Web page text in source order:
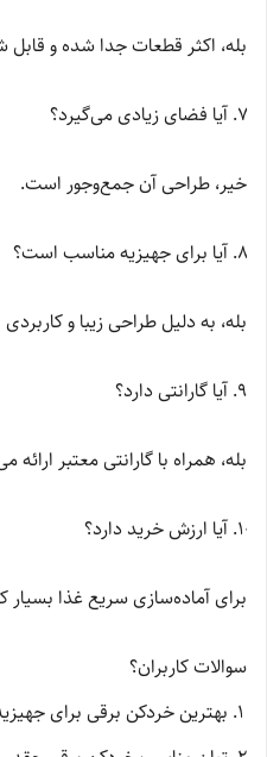
بله، اکثر قطعات جدا شده و
آیا فضای زیادی می‌گیرد؟
خیر، طراحی آن جمع‌وجور است.
آیا برای جهیزیه مناسب است؟
بله، به دلیل طراحی زیبا و
آیا گارانتی دارد؟
بله، همراه با گارانتی معتبر ارائه
آیا ارزش خرید دارد؟
برای آماده‌سازی سریع غذا بسیار
سوالات کاربران؟
بهترین خردکن برقی برای